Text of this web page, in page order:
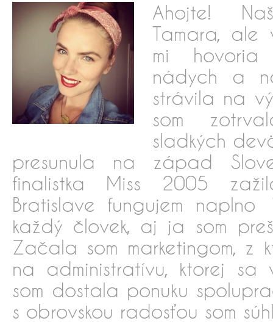
Ahojte!
Tamara, ale
mi hovoria
nádych a
strávila na
som
sladkých
presunula na západ
finalistka Miss 2005
Bratislave fungujem naplno
každý človek, aj ja som
Začala som marketingom, z
na administratívu, ktorej sa
som dostala ponuku
s obrovskou radosťou som